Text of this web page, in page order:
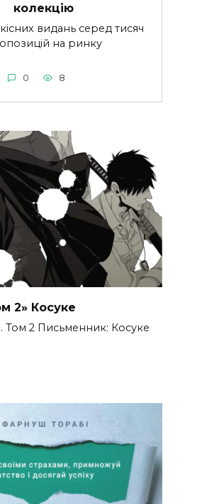
колекцію
видань серед тисяч
на ринку
0 8
2» Косуке
Том 2 Письменник: Косуке